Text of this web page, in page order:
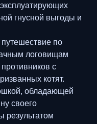
гнусной выгоды и
по
логовищам
с
котят.
обладающей
своего
результатом